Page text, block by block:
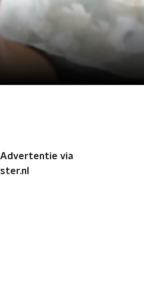
Advertentie via
ster.nl